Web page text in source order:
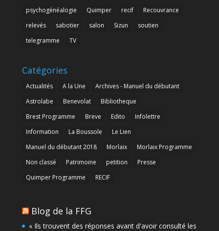
psychogénéalogie
Quimper recif
Recouvrance
relevés
sabotier salon Sizun
soutien
telegramme
TV
Catégories
Actualités A la Une
Archives - Manuel du débutant
Astrolabe
Benevolat
Bibliotheque
Brest Programme
Breve Edito
Infolettre
Information
La Boussole
Le Lien
Manuel du débutant 2018
Morlaix
Morlaix Programme
Non classé
Patrimoine petition
Presse
Quimper Programme
RECIF
Blog de la FFG
« Ils trouvent des réponses avant d'avoir consulté les